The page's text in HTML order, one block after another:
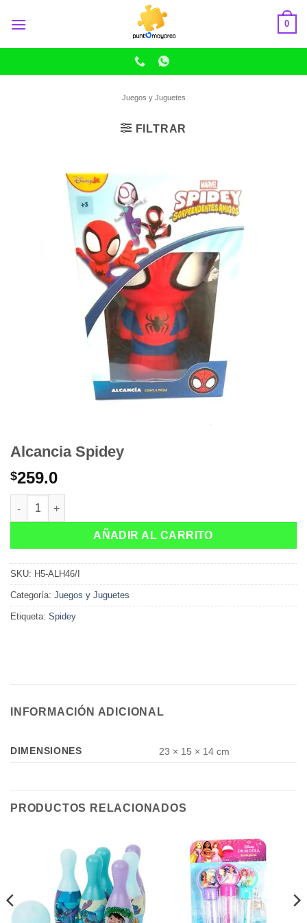
0
Juegos y Juguetes
FILTRAR
Alcancia Spidey
$259.0
Alcancia Spidey cantidad
AÑADIR AL CARRITO
SKU: H5-ALH46/I
Categoría: Juegos y Juguetes
Etiqueta: Spidey
INFORMACIÓN ADICIONAL
DIMENSIONES 23 × 15 × 14 cm
PRODUCTOS RELACIONADOS